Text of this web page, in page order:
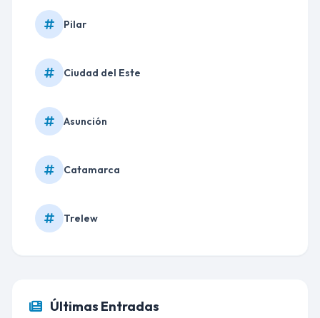
Pilar
Ciudad del Este
Asunción
Catamarca
Trelew
Últimas Entradas